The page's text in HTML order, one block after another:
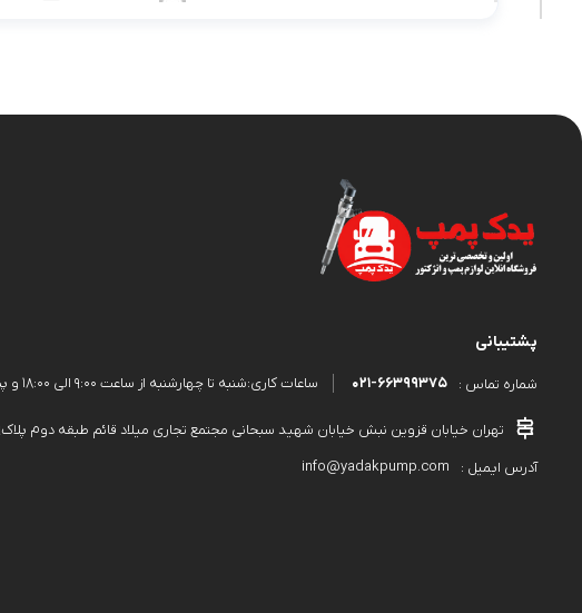
پشتیبانی
شماره تماس : 021-66399375 ساعات کاری:شنبه تا چهارشنبه از ساعت 9:00 الی 18:00 و پنجشنبه از ساعت 9:00 الی 13:00
تهران خیابان قزوین نبش خیابان شهید سبحانی مجتمع تجاری میلاد قائم طبقه دوم پلاک۵۸۹ فروشگاه یدک پمپ
آدرس ایمیل :
info@yadakpump.com